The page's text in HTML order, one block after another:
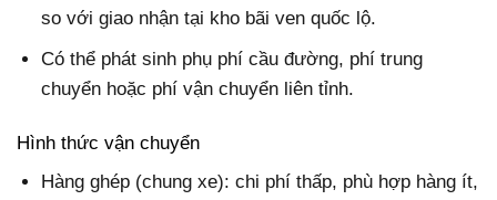
so với giao nhận tại kho bãi ven quốc lộ.
Có thể phát sinh phụ phí cầu đường, phí trung
chuyển hoặc phí vận chuyển liên tỉnh.
Hình thức vận chuyển
Hàng ghép (chung xe): chi phí thấp, phù hợp hàng ít,